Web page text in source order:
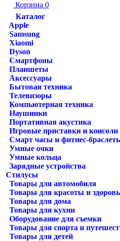
Корзина 0
Каталог
Apple
Samsung
Xiaomi
Dyson
Смартфоны
Планшеты
Аксессуары
Бытовая техника
Телевизоры
Компьютерная техника
Наушники
Портативная акустика
Игровые приставки и консоли
Смарт часы и фитнес-
Умные очки
Умные кольца
Зарядные устройства
Стилусы
Товары для автомобиля
Товары для красоты и
Товары для дома
Товары для кухни
Оборудование для съемки
Товары для спорта и
Товары для детей